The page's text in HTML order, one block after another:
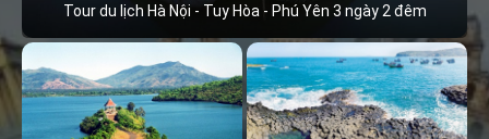
Tour du lịch Hà Nội - Tuy Hòa - Phú Yên 3 ngày 2 đêm